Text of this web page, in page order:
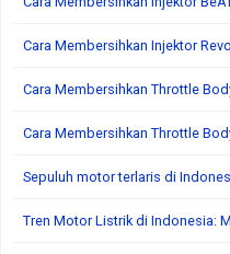
Cara Membersihkan Injektor
Cara Membersihkan Throttle
Cara Membersihkan Throttle
Sepuluh motor terlaris di
Tren Motor Listrik di Indonesia: